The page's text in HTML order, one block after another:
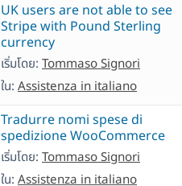
UK users are not able to see
Stripe with Pound Sterling
currency
เริ่มโดย: Tommaso Signori
ใน: Assistenza in italiano
Tradurre nomi spese di
spedizione WooCommerce
เริ่มโดย: Tommaso Signori
ใน: Assistenza in italiano